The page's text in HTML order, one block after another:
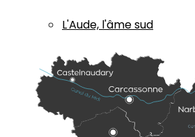
L'Aude, l'âme sud